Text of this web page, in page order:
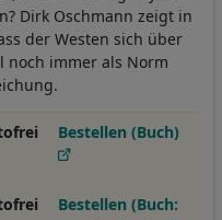
Dirk Oschmann zeigt in
der Westen sich über
noch immer als Norm
Bestellen (Buch)
Bestellen (Buch: